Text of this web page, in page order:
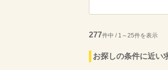
277件中 / 1～25件を表示
お探しの条件に近い